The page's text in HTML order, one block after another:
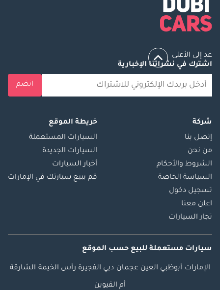
عد إلى الأعلى
اشترك في نشراتنا الإخبارية
انضم
شركة
إتصل بنا
من نحن
الشروط والأحكام
السياسة الخاصة
تسجيل دخول
اعلن معنا
تجار السيارات
خريطة الموقع
السيارات المستعملة
السيارات الجديدة
أخبار السيارات
قم ببيع سيارتك في الإمارات
سيارات مستعملة للبيع حسب الموقع
الإمارات أبوظبي العين عجمان دبي الفجيرة رأس الخيمة الشارقة
أم القيوين